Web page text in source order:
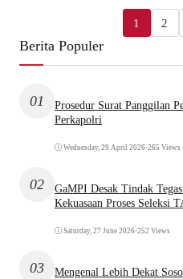
1 2
Berita Populer
01
Prosedur Surat Panggilan
Perkapolri
Wednesday, 29 April 2026•265 Views
02
GaMPI Desak Tindak
Kekuasaan Proses Seleksi
Saturday, 27 June 2026•252 Views
03
Mengenal Lebih Dekat